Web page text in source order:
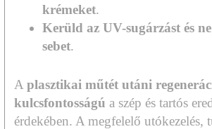
krémeket.
Kerüld az UV-sugárzást és
sebet.
Aplasztikai műtét utáni
kulcsfontosságú a szép és tartós
érdekében. A megfelelő utókezelés,